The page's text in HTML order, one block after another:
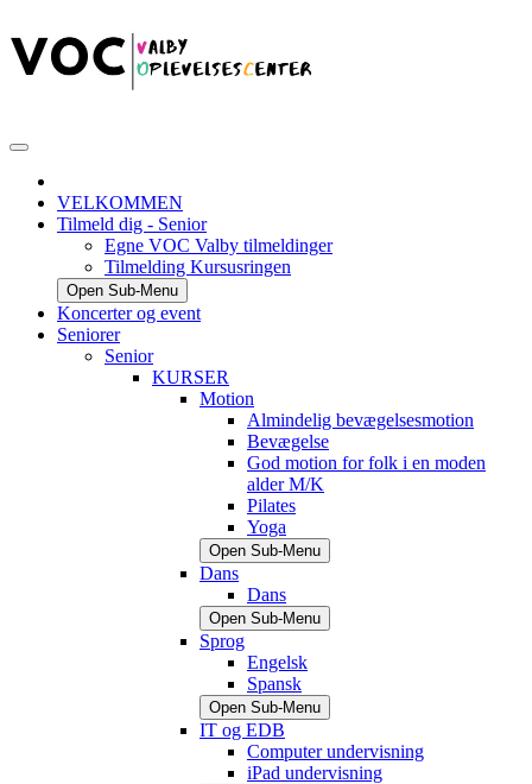
VELKOMMEN
Tilmeld dig - Senior
Egne VOC Valby tilmeldinger
Tilmelding Kursusringen
Open Sub-Menu
Koncerter og event
Seniorer
Senior
KURSER
Motion
Almindelig bevægelsesmotion
Bevægelse
God motion for folk i en moden
alder M/K
Pilates
Yoga
Open Sub-Menu
Dans
Dans
Open Sub-Menu
Sprog
Engelsk
Spansk
Open Sub-Menu
IT og EDB
Computer undervisning
iPad undervisning